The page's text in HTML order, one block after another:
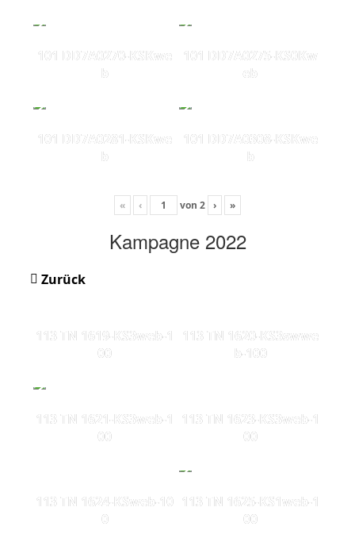
101 DD7A0270-KSKwe
b
101 DD7A0275-KS0Kw
eb
101 DD7A0281-KSKwe
b
101 DD7A0308-KSKwe
b
« ‹ von 2 › »
Kampagne 2022
Zurück
113 TN 1619-KS3web-1
00
113 TN 1620-KS3swwe
b-100
113 TN 1621-KS3web-1
00
113 TN 1623-KS3web-1
00
113 TN 1624-KSweb-10
0
113 TN 1625-KS1web-1
00